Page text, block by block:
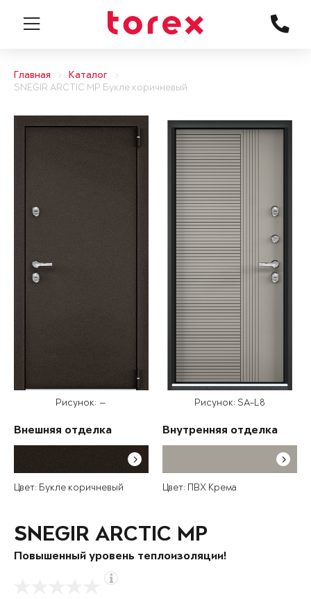
Главная
Каталог
SNEGIR ARCTIC MP Букле коричневый
Рисунок: —
Внешняя отделка
Цвет: Букле коричневый
Рисунок: SA-L8
Внутренняя отделка
Цвет: ПВХ Крема
SNEGIR ARCTIC MP
Повышенный уровень теплоизоляции!